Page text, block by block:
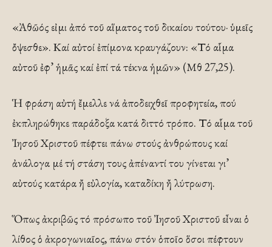
«Ἀθῶός εἰμι ἀπό τοῦ αἵματος τοῦ δικαίου τούτου· ὑμεῖς
ὄψεσθε». Καί αὐτοί ἐπίμονα κραυγάζουν: «Τό αἷμα
αὐτοῦ ἐφ’ ἡμᾶς καί ἐπί τά τέκνα ἡμῶν» (Μθ 27,25).
Ἡ φράση αὐτή ἔμελλε νά ἀποδειχθεῖ προφητεία, πού
ἐκπληρώθηκε παράδοξα κατά διττό τρόπο. Τό αἷμα τοῦ
Ἰησοῦ Χριστοῦ πέφτει πάνω στούς ἀνθρώπους καί
ἀνάλογα μέ τή στάση τους ἀπέναντί του γίνεται γι’
αὐτούς κατάρα ἤ εὐλογία, καταδίκη ἤ λύτρωση.
Ὅπως ἀκριβῶς τό πρόσωπο τοῦ Ἰησοῦ Χριστοῦ εἶναι ὁ
λίθος ὁ ἀκρογωνιαῖος, πάνω στόν ὁποῖο ὅσοι πέφτουν